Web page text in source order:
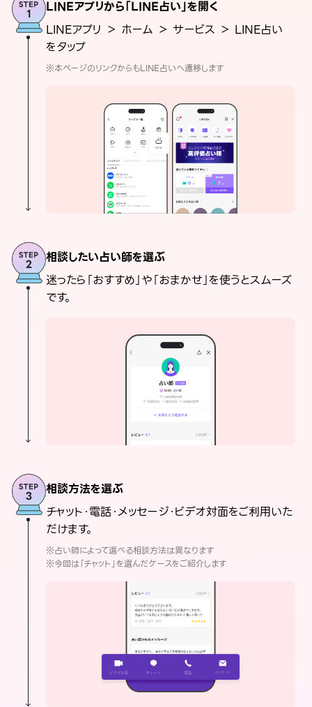
LINEアプリから「LINE占い」を開く
LINEアプリ ＞ ホーム ＞ サービス ＞ LINE占い
をタップ
※本ページのリンクからもLINE占いへ遷移します
相談したい占い師を選ぶ
迷ったら「おすすめ」や「おまかせ」を使うとスムーズ
です。
相談方法を選ぶ
チャット・電話・メッセージ・ビデオ対面をご利用いた
だけます。
※占い師によって選べる相談方法は異なります
※今回は「チャット」を選んだケースをご紹介します